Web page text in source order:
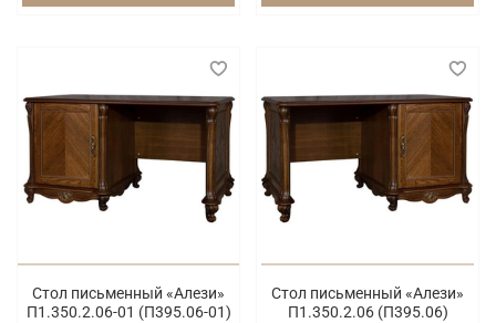
Стол письменный «Алези»
П1.350.2.06-01 (П395.06-01)
Стол письменный «Алези»
П1.350.2.06 (П395.06)